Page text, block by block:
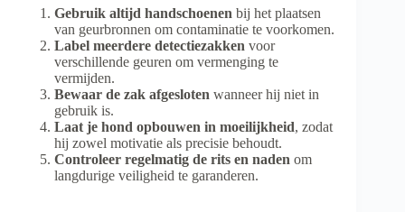
Gebruik altijd handschoenen bij het plaatsen
van geurbronnen om contaminatie te voorkomen.
Label meerdere detectiezakken voor
verschillende geuren om vermenging te
vermijden.
Bewaar de zak afgesloten wanneer hij niet in
gebruik is.
Laat je hond opbouwen in moeilijkheid, zodat
hij zowel motivatie als precisie behoudt.
Controleer regelmatig de rits en naden om
langdurige veiligheid te garanderen.